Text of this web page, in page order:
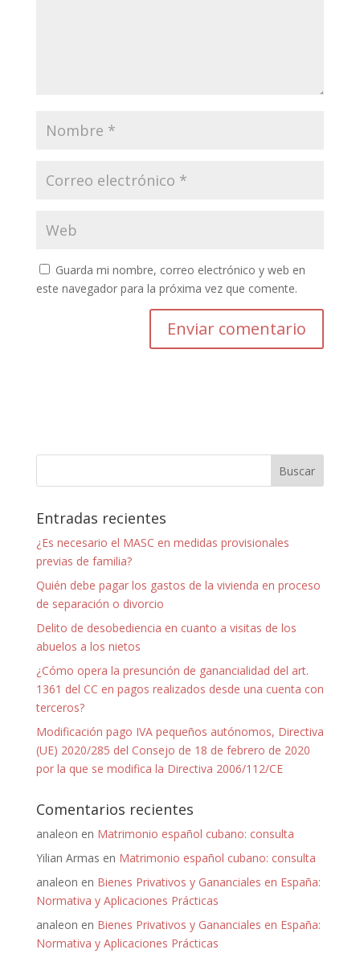
Guarda mi nombre, correo electrónico y web en
este navegador para la próxima vez que comente.
Entradas recientes
¿Es necesario el MASC en medidas provisionales
previas de familia?
Quién debe pagar los gastos de la vivienda en proceso
de separación o divorcio
Delito de desobediencia en cuanto a visitas de los
abuelos a los nietos
¿Cómo opera la presunción de ganancialidad del art.
1361 del CC en pagos realizados desde una cuenta con
terceros?
Modificación pago IVA pequeños autónomos, Directiva
(UE) 2020/285 del Consejo de 18 de febrero de 2020
por la que se modifica la Directiva 2006/112/CE
Comentarios recientes
analeon en Matrimonio español cubano: consulta
Yilian Armas en Matrimonio español cubano: consulta
analeon en Bienes Privativos y Gananciales en España:
Normativa y Aplicaciones Prácticas
analeon en Bienes Privativos y Gananciales en España:
Normativa y Aplicaciones Prácticas